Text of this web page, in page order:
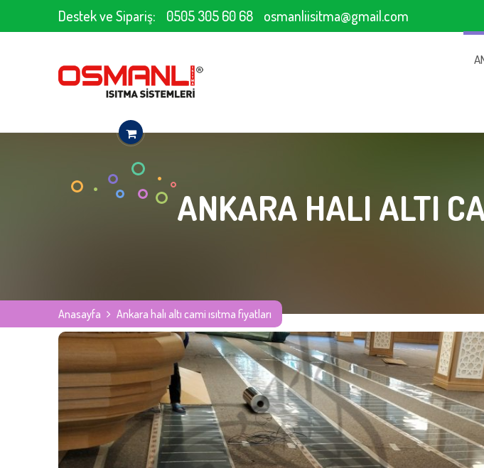
Destek ve Sipariş: 0505 305 60 68 osmanliisitma@gmail.com
ANKARA HALI ALTI
Anasayfa Ankara halı altı cami ısıtma fiyatları